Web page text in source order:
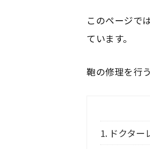
このページで
ています。
鞄の修理を行
1. ドクター